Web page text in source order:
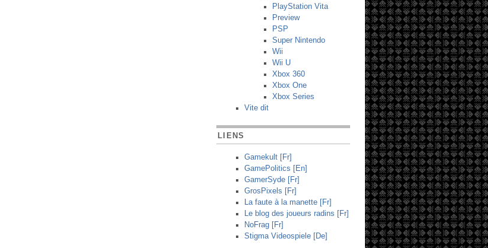
PlayStation Vita
Preview
PSP
Super Nintendo
Wii
Wii U
Xbox 360
Xbox One
Xbox Series
Vite dit
LIENS
Gamekult [Fr]
GamePolitics [En]
GamerSyde [Fr]
GrosPixels [Fr]
La faute à la manette [Fr]
Le blog des joueurs radins [Fr]
NoFrag [Fr]
Stigma Videospiele [De]